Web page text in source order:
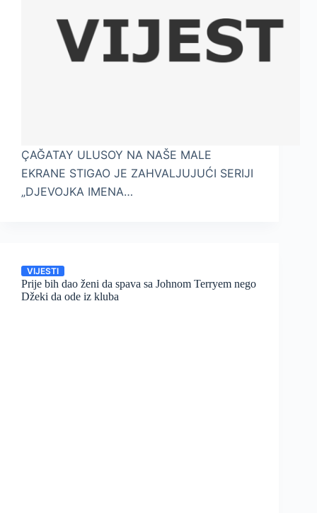
ÇAĞATAY ULUSOY NA NAŠE MALE
EKRANE STIGAO JE ZAHVALJUJUĆI SERIJI
„DJEVOJKA IMENA…
VIJESTI
Prije bih dao ženi da spava sa Johnom Terryem nego
Džeki da ode iz kluba